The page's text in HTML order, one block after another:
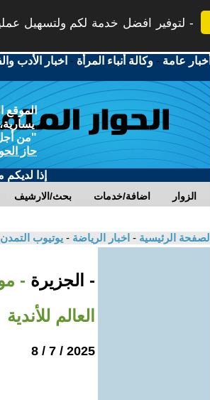
لتوفير افضل خدمة لكم ولتسهيل
أخبار عامة -وكالة أنباء المرأة - اخبار الأدب
الموقع
"من
حاز
إذا
بحث/الارشيف اضافة/خدمات الزوار
الصفحة الرئيسية - اخبار الرياضة - يوتيوب التمدن
- الجزيرة -
العالم للأندية
2025 / 7 / 8